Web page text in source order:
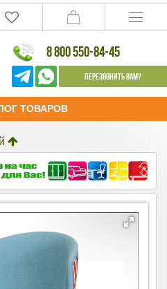
8 800 550-84-45
Перезвонить Вам?
ТОВАРОВ